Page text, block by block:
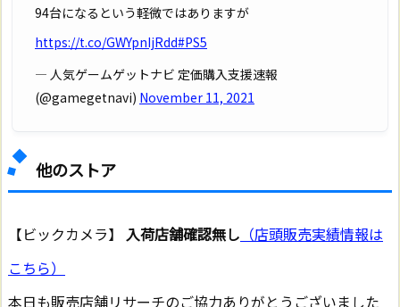
94台になるという軽微ではありますが
https://t.co/GWYpnIjRdd#PS5
— 人気ゲームゲットナビ 定価購入支援速報
(@gamegetnavi) November 11, 2021
他のストア
【ビックカメラ】 入荷店舗確認無し （店頭販売実績情報は
こちら）
本日も販売店舗リサーチのご協力ありがとうございました